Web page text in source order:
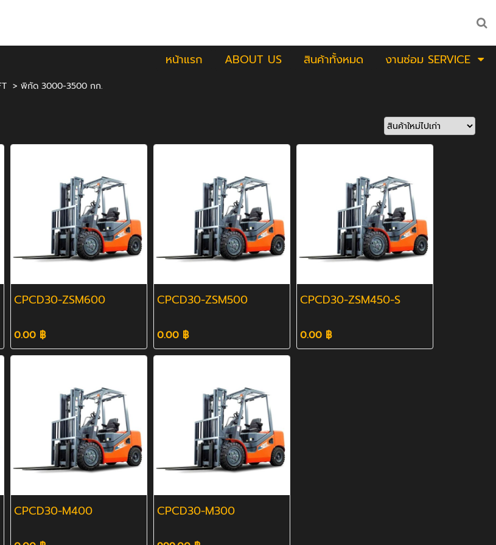
หน้าแรก ABOUT US สินค้าทั้งหมด
งานซ่อม SERVICE
> พิกัด 3000-3500 กก.
CPCD30-ZSM600
0.00 ฿
CPCD30-ZSM500
0.00 ฿
CPCD30-ZSM450-S
0.00 ฿
CPCD30-M400 CPCD30-M300